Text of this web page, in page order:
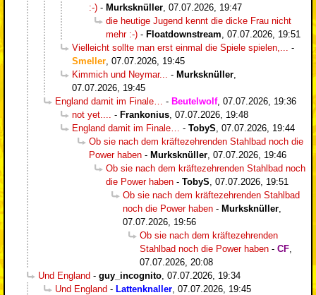
:-) - Murksknüller 07.07.2026, 19:47
die heutige Jugend kennt die dicke Frau nicht
mehr :-) - Floatdownstream 07.07.2026, 19:51
Vielleicht sollte man erst einmal die Spiele spielen,...
-
Smeller 07.07.2026, 19:45
Kimmich und Neymar...
- Murksknüller
07.07.2026, 19:45
England damit im Finale…
- Beutelwolf, 07.07.2026, 19:36
not yet....
- Frankonius 07.07.2026, 19:48
England damit im Finale…
- TobyS 07.07.2026, 19:44
Ob sie nach dem kräftezehrenden Stahlbad noch die
Power haben - Murksknüller 07.07.2026, 19:46
Ob sie nach dem kräftezehrenden Stahlbad noch
die Power haben - TobyS 07.07.2026, 19:51
Ob sie nach dem kräftezehrenden Stahlbad
noch die Power haben - Murksknüller
07.07.2026, 19:56
Ob sie nach dem kräftezehrenden
Stahlbad noch die Power haben - CF
07.07.2026, 20:08
Und England - guy_incognito 07.07.2026, 19:34
Und England - Lattenknaller 07.07.2026, 19:45